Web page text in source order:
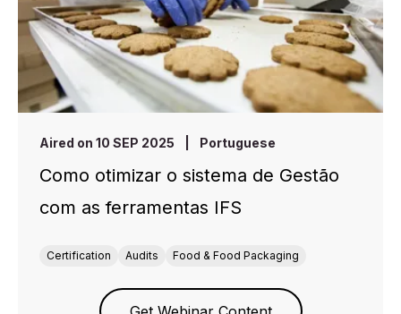
Aired on 10 SEP 2025 Portuguese
Como otimizar o sistema de Gestão
com as ferramentas IFS
Certification Audits Food & Food Packaging